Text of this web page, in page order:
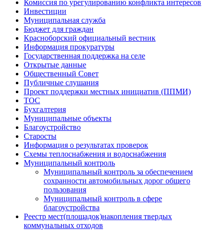
Комиссия по урегулированию конфликта интересов
Инвестиции
Муниципальная служба
Бюджет для граждан
Красноборский официальный вестник
Информация прокуратуры
Государственная поддержка на селе
Открытые данные
Общественный Совет
Публичные слушания
Проект поддержки местных инициатив (ППМИ)
ТОС
Бухгалтерия
Муниципальные объекты
Благоустройство
Старосты
Информация о результатах проверок
Схемы теплоснабжения и водоснабжения
Муниципальный контроль
Муниципальный контроль за обеспечением
сохранности автомобильных дорог общего
пользования
Муниципальный контроль в сфере
благоустройства
Реестр мест(площадок)накопления твердых
коммунальных отходов